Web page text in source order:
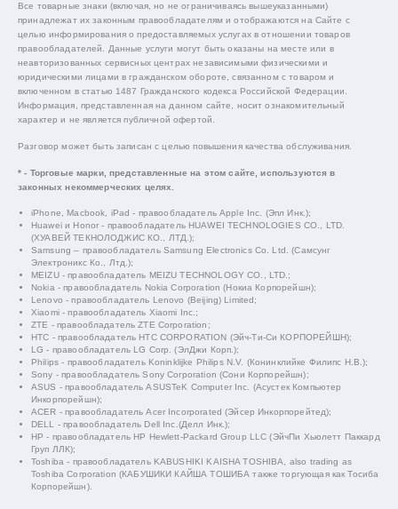
Все товарные знаки (включая, но не ограничиваясь вышеуказанными)
принадлежат их законным правообладателям и отображаются на Сайте с
целью информирования о предоставляемых услугах в отношении товаров
правообладателей. Данные услуги могут быть оказаны на месте или в
неавторизованных сервисных центрах независимыми физическими и
юридическими лицами в гражданском обороте, связанном с товаром и
включенном в статью 1487 Гражданского кодекса Российской Федерации.
Информация, представленная на данном сайте, носит ознакомительный
характер и не является публичной офертой.
Разговор может быть записан с целью повышения качества обслуживания.
* - Торговые марки, представленные на этом сайте, используются в
законных некоммерческих целях.
iPhone, Macbook, iPad - правообладатель Apple Inc. (Эпл Инк.);
Huawei и Honor - правообладатель HUAWEI TECHNOLOGIES CO., LTD.
(ХУАВЕЙ ТЕКНОЛОДЖИС КО., ЛТД.);
Samsung – правообладатель Samsung Electronics Co. Ltd. (Самсунг
Электроникс Ко., Лтд.);
MEIZU - правообладатель MEIZU TECHNOLOGY CO., LTD.;
Nokia - правообладатель Nokia Corporation (Нокиа Корпорейшн);
Lenovo - правообладатель Lenovo (Beijing) Limited;
Xiaomi - правообладатель Xiaomi Inc.;
ZTE - правообладатель ZTE Corporation;
HTC - правообладатель HTC CORPORATION (Эйч-Ти-Си КОРПОРЕЙШН);
LG - правообладатель LG Corp. (ЭлДжи Корп.);
Philips - правообладатель Koninklijke Philips N.V. (Конинклийке Филипс Н.В.);
Sony - правообладатель Sony Corporation (Сони Корпорейшн);
ASUS - правообладатель ASUSTeK Computer Inc. (Асустек Компьютер
Инкорпорейшн);
ACER - правообладатель Acer Incorporated (Эйсер Инкорпорейтед);
DELL - правообладатель Dell Inc.(Делл Инк.);
HP - правообладатель HP Hewlett-Packard Group LLC (ЭйчПи Хьюлетт Паккард
Груп ЛЛК);
Toshiba - правообладатель KABUSHIKI KAISHA TOSHIBA, also trading as
Toshiba Corporation (КАБУШИКИ КАЙША ТОШИБА также торгующая как Тосиба
Корпорейшн).